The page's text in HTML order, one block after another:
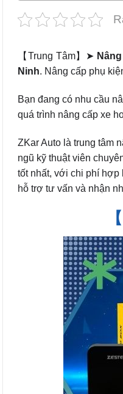
【Trung Tâm】➤
Ninh. Nâng cấp phụ
Bạn đang có nhu cầu
quá trình nâng cấp xe
ZKar Auto là trung tâm
ngũ kỹ thuật viên
tốt nhất, với chi phí hợp
hỗ trợ tư vấn và nhận